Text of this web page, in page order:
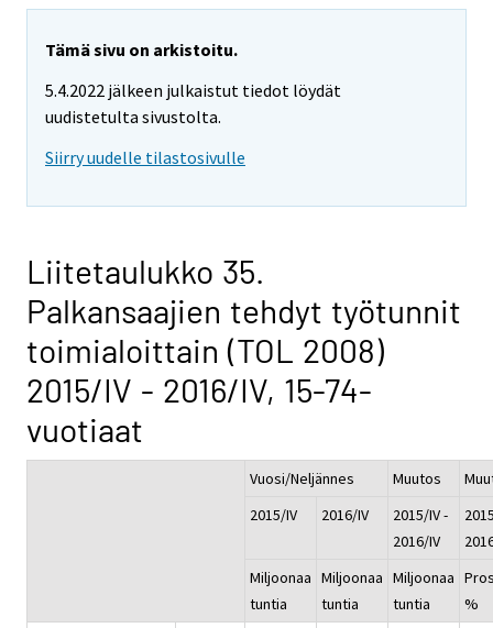
Tämä sivu on arkistoitu.
5.4.2022 jälkeen julkaistut tiedot löydät
uudistetulta sivustolta.
Siirry uudelle tilastosivulle
Liitetaulukko 35.
Palkansaajien tehdyt työtunnit
toimialoittain (TOL 2008)
2015/IV - 2016/IV, 15-74-
vuotiaat
Vuosi/Neljännes Muutos
2015/IV
2016/IV
2015/IV -
2016/IV
Miljoonaa
tuntia
Miljoonaa
tuntia
Miljoonaa
tuntia
%